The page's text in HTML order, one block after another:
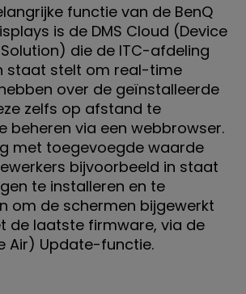
functie van de BenQ
is de DMS Cloud (Device
die de ITC-afdeling
staat stelt om real-time
over de geïnstalleerde
zelfs op afstand te
beheren via een webbrowser.
met toegevoegde waarde
bijvoorbeeld in staat
te installeren en te
om de schermen bijgewerkt
de laatste firmware, via de
Air) Update-functie.